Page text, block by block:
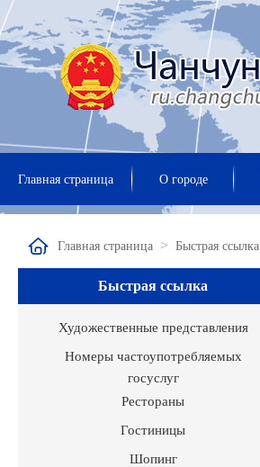
Главная страница О городе
Главная страница > Быстрая ссылка
Быстрая ссылка
Художественные представления
Номеры частоупотребляемых
госуслуг
Рестораны
Гостиницы
Шопинг